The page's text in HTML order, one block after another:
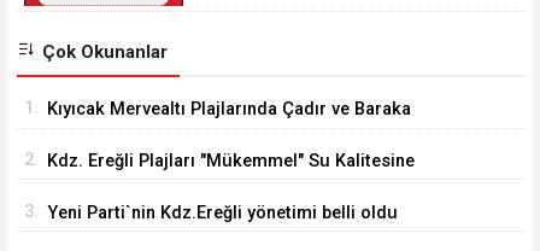
Çok Okunanlar
1. Kıyıcak Mervealtı Plajlarında Çadır ve Baraka
2. Kdz. Ereğli Plajları "Mükemmel" Su Kalitesine
3. Yeni Parti`nin Kdz.Ereğli yönetimi belli oldu